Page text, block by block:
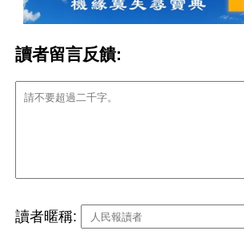
讀者留言反饋:
讀者暱稱: